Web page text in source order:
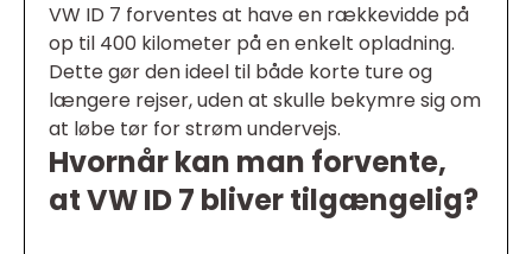
VW ID 7 forventes at have en rækkevidde på
op til 400 kilometer på en enkelt opladning.
Dette gør den ideel til både korte ture og
længere rejser, uden at skulle bekymre sig om
at løbe tør for strøm undervejs.
Hvornår kan man forvente,
at VW ID 7 bliver tilgængelig?